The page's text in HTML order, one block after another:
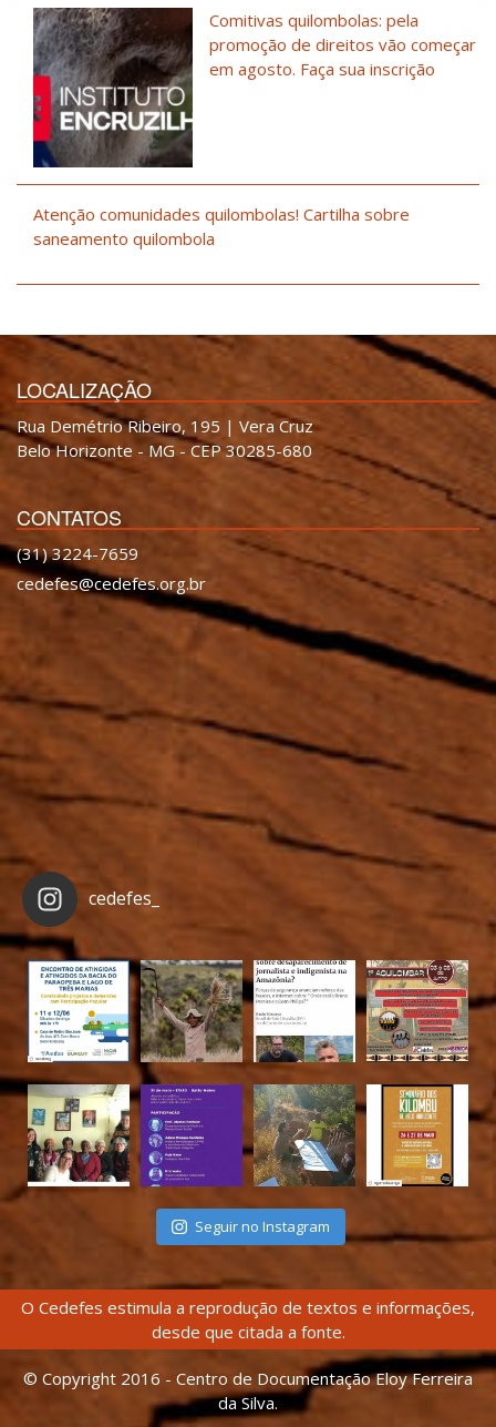
Comitivas quilombolas: pela
promoção de direitos vão começar
em agosto. Faça sua inscrição
Atenção comunidades quilombolas! Cartilha sobre
saneamento quilombola
LOCALIZAÇÃO
Rua Demétrio Ribeiro, 195 | Vera Cruz
Belo Horizonte - MG - CEP 30285-680
CONTATOS
(31) 3224-7659
cedefes@cedefes.org.br
cedefes_
Seguir no Instagram
O Cedefes estimula a reprodução de textos e informações,
desde que citada a fonte.
© Copyright 2016 - Centro de Documentação Eloy Ferreira
da Silva.